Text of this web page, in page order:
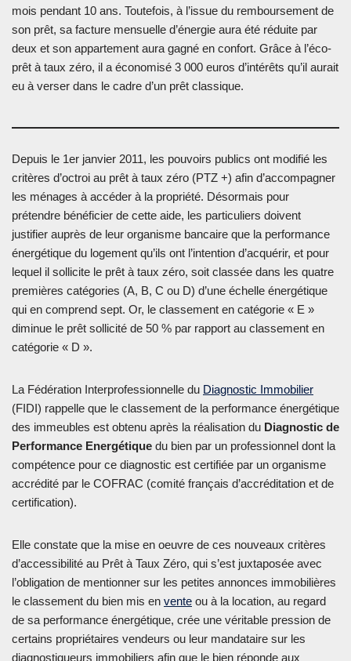
mois pendant 10 ans. Toutefois, à l’issue du remboursement de
son prêt, sa facture mensuelle d’énergie aura été réduite par
deux et son appartement aura gagné en confort. Grâce à l’éco-
prêt à taux zéro, il a économisé 3 000 euros d’intérêts qu’il aurait
eu à verser dans le cadre d’un prêt classique.
Depuis le 1er janvier 2011, les pouvoirs publics ont modifié les
critères d’octroi au prêt à taux zéro (PTZ +) afin d’accompagner
les ménages à accéder à la propriété. Désormais pour
prétendre bénéficier de cette aide, les particuliers doivent
justifier auprès de leur organisme bancaire que la performance
énergétique du logement qu’ils ont l’intention d’acquérir, et pour
lequel il sollicite le prêt à taux zéro, soit classée dans les quatre
premières catégories (A, B, C ou D) d’une échelle énergétique
qui en comprend sept. Or, le classement en catégorie « E »
diminue le prêt sollicité de 50 % par rapport au classement en
catégorie « D ».
La Fédération Interprofessionnelle du Diagnostic Immobilier
(FIDI) rappelle que le classement de la performance énergétique
des immeubles est obtenu après la réalisation du Diagnostic de
Performance Energétique du bien par un professionnel dont la
compétence pour ce diagnostic est certifiée par un organisme
accrédité par le COFRAC (comité français d’accréditation et de
certification).
Elle constate que la mise en oeuvre de ces nouveaux critères
d’accessibilité au Prêt à Taux Zéro, qui s’est juxtaposée avec
l’obligation de mentionner sur les petites annonces immobilières
le classement du bien mis en vente ou à la location, au regard
de sa performance énergétique, crée une véritable pression de
certains propriétaires vendeurs ou leur mandataire sur les
diagnostiqueurs immobiliers afin que le bien réponde aux